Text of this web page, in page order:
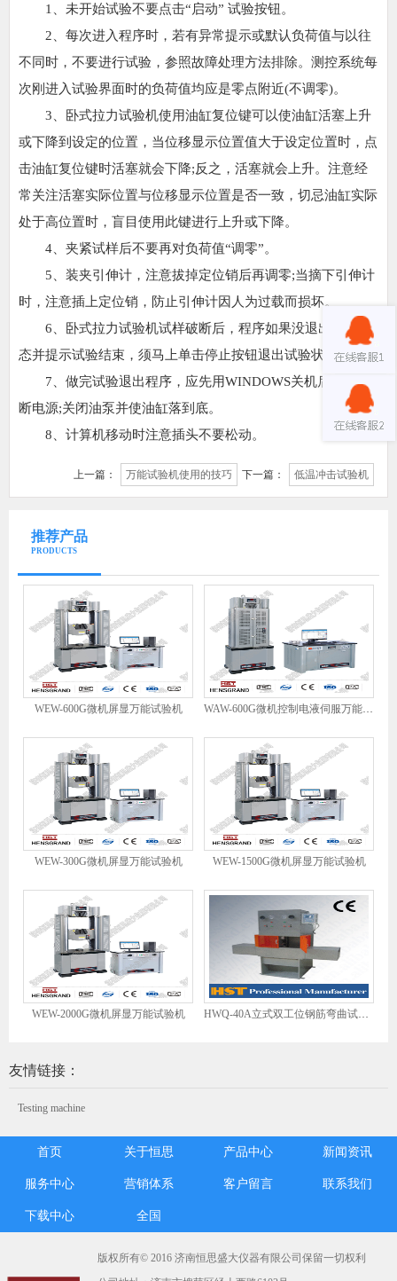
1、未开始试验不要点击“启动” 试验按钮。
2、每次进入程序时，若有异常提示或默认负荷值与以往
不同时，不要进行试验，参照故障处理方法排除。测控系统每
次刚进入试验界面时的负荷值均应是零点附近(不调零)。
3、卧式拉力试验机使用油缸复位键可以使油缸活塞上升
或下降到设定的位置，当位移显示位置值大于设定位置时，点
击油缸复位键时活塞就会下降;反之，活塞就会上升。注意经
常关注活塞实际位置与位移显示位置是否一致，切忌油缸实际
处于高位置时，盲目使用此键进行上升或下降。
4、夹紧试样后不要再对负荷值“调零”。
5、装夹引伸计，注意拔掉定位销后再调零;当摘下引伸计
时，注意插上定位销，防止引伸计因人为过载而损坏。
6、卧式拉力试验机试样破断后，程序如果没退出试验状
态并提示试验结束，须马上单击停止按钮退出试验状态。
7、做完试验退出程序，应先用WINDOWS关机后方可切
断电源;关闭油泵并使油缸落到底。
8、计算机移动时注意插头不要松动。
上一篇： 万能试验机使用的技巧 下一篇： 低温冲击试验机
推荐产品
PRODUCTS
WEW-600G微机屏显万能试验机
WEW-300G微机屏显万能试验机 WEW-1500G微机屏显万能试验机
WEW-2000G微机屏显万能试验机
友情链接：
Testing machine
首页 关于恒思 产品中心 新闻资讯
服务中心 营销体系 客户留言 联系我们
下载中心 全国
版权所有© 2016 济南恒思盛大仪器有限公司保留一切权利